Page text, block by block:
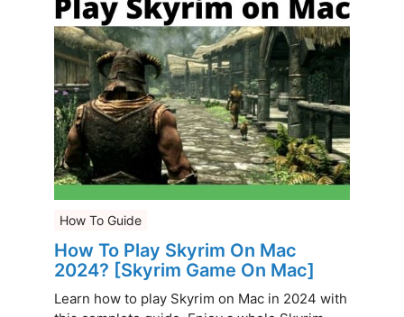
How To Guide
How To Play Skyrim On Mac
2024? [Skyrim Game On Mac]
Learn how to play Skyrim on Mac in 2024 with